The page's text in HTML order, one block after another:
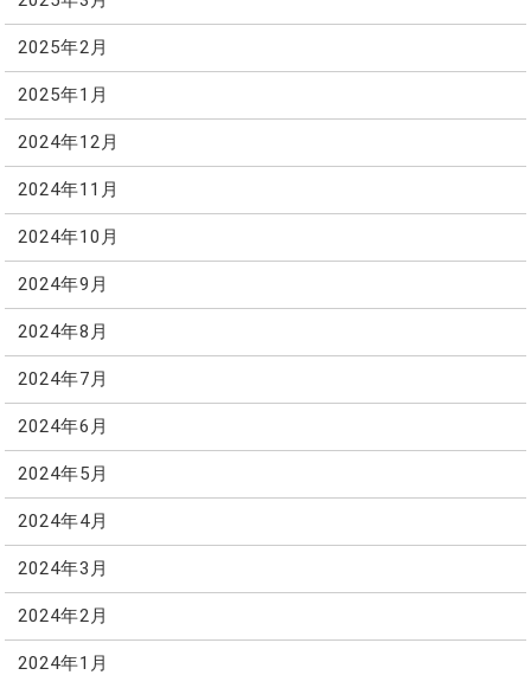
2025年2月
2025年1月
2024年12月
2024年11月
2024年10月
2024年9月
2024年8月
2024年7月
2024年6月
2024年5月
2024年4月
2024年3月
2024年2月
2024年1月